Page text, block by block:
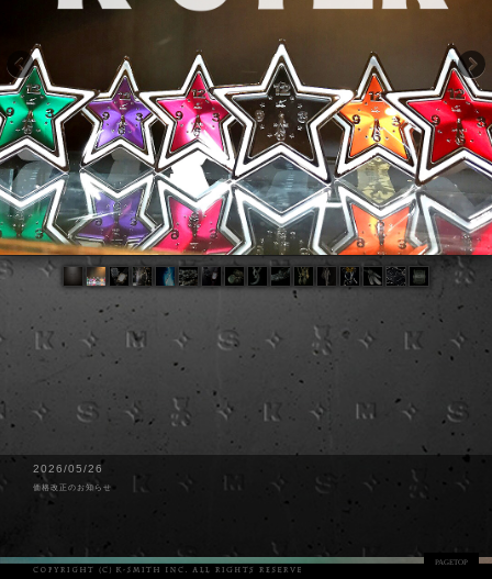
2026/05/26
価格改正のお知らせ
PAGETOP